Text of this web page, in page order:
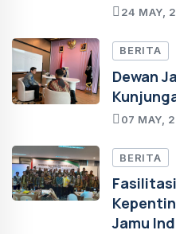
24 MAY,
BERITA
Dewan
07 MAY,
BERITA
Jamu